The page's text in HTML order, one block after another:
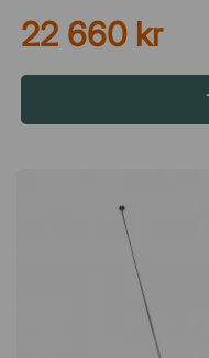
justerbara hyllplan på
enkelt kan anpassa
med. Oavsett om det
föremål får du en lösning
lösning för kablar och
det lättillgängligt.Virka
design präglas av raka
skänken får ett luftigt
Ett justerbart hyllplan på
Förborrade hål på
som sparar plats i rummet.
22 660 kr